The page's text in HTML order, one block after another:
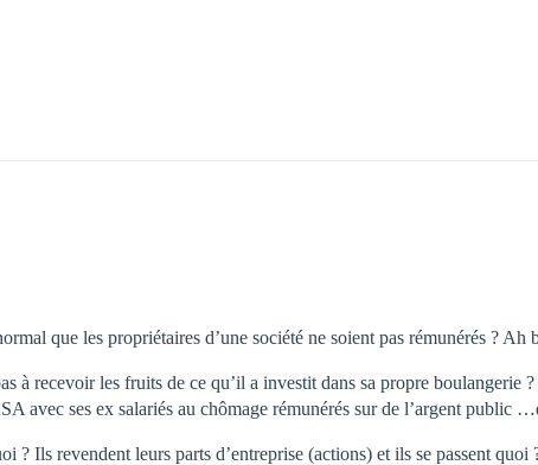
que les propriétaires d’une société ne soient pas rémunérés ?
à recevoir les fruits de ce qu’il a investit dans sa propre
avec ses ex salariés au chômage rémunérés sur de l’argent public
? Ils revendent leurs parts d’entreprise (actions) et ils se passent quoi